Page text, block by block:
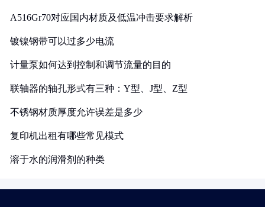
A516Gr70对应国内材质及低温冲击要求解析
镀镍钢带可以过多少电流
计量泵如何达到控制和调节流量的目的
联轴器的轴孔形式有三种：Y型、J型、Z型
不锈钢材质厚度允许误差是多少
复印机出租有哪些常见模式
溶于水的润滑剂的种类